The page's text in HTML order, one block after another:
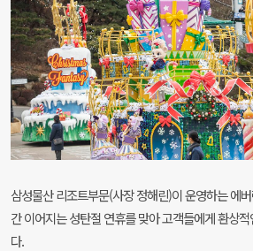
삼성물산 리조트부문(사장 정해린)이 운영하는 에
간 이어지는 성탄절 연휴를 맞아 고객들에게 환상
다.